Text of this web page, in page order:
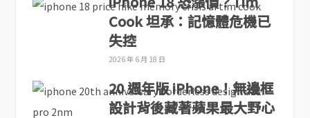
Cook 坦承：記憶體危機已
失控
2026 年 6 月 18 日
20 週年版 iPhone！無邊框
設計背後藏著蘋果最大野心